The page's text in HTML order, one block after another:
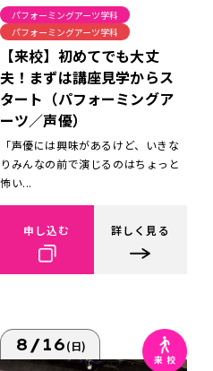
パフォーミングアーツ学科
パフォーミングアーツ学科
【来校】初めてでも大丈
夫！まずは講座見学からス
タート（パフォーミングア
ーツ／声優）
「声優には興味があるけど、いきな
りみんなの前で演じるのはちょっと
怖い...
申し込む 詳しく見る
8/16(日)